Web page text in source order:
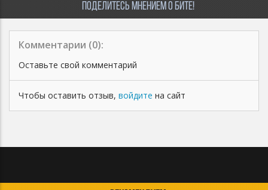
ПОДЕЛИТЕСЬ МНЕНИЕМ О БИТЕ!
Комментарии (0):
Оставьте свой комментарий
Чтобы оставить отзыв, войдите на сайт